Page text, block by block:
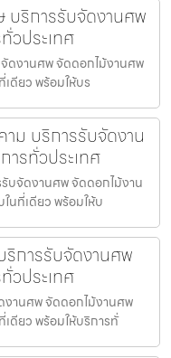
บริการรับจัดงานศพ
วประเทศ
จัดงานศพ จัดดอกไม้งานศพ
ดียว พร้อมให้บร
ม บริการรับจัดงาน
ารทั่วประเทศ
บจัดงานศพ จัดดอกไม้งาน
นที่เดียว พร้อมให้บ
ริการรับจัดงานศพ
วประเทศ
งานศพ จัดดอกไม้งานศพ
ดียว พร้อมให้บริการทั่